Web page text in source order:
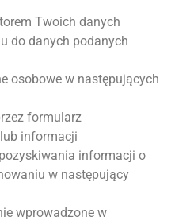
Twoich danych
do danych podanych
osobowe w następujących
formularz
informacji
informacji o
w następujący
wprowadzone w